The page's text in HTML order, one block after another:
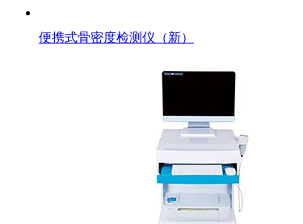
便携式骨密度检测仪（新）